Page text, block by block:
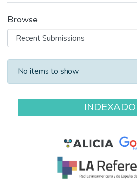
Browse
Recent Submissions
No items to show
INDEXADO